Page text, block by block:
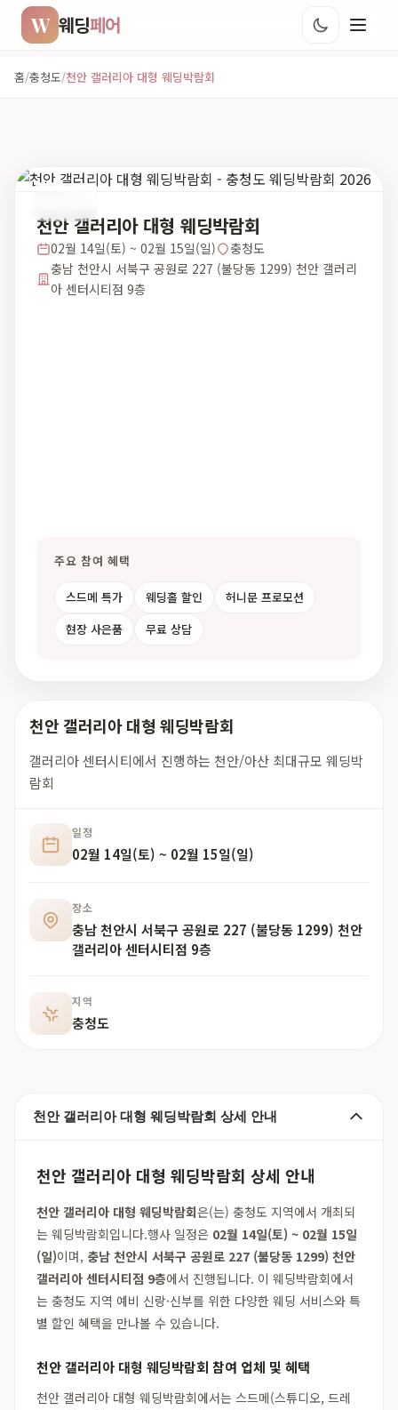
W 웨딩페어
홈/충청도/천안 갤러리아 대형 웨딩박람회
천안 갤러리아 대형 웨딩박람회
02월 14일(토) ~ 02월 15일(일)
충청도
충남 천안시 서북구 공원로 227 (불당동 1299) 천안 갤러리
아 센터시티점 9층
주요 참여 혜택
스드메 특가 웨딩홀 할인
허니문 프로모션
현장 사은품
무료 상담
천안 갤러리아 대형 웨딩박람회
갤러리아 센터시티에서 진행하는 천안/아산 최대규모 웨딩박
람회
일정
02월 14일(토) ~ 02월 15일(일)
장소
충남 천안시 서북구 공원로 227 (불당동 1299) 천안
갤러리아 센터시티점 9층
지역
충청도
천안 갤러리아 대형 웨딩박람회 상세 안내
천안 갤러리아 대형 웨딩박람회 상세 안내
천안 갤러리아 대형 웨딩박람회은(는) 충청도 지역에서 개최되
는 웨딩박람회입니다.행사 일정은 02월 14일(토) ~ 02월 15일
(일)이며, 충남 천안시 서북구 공원로 227 (불당동 1299) 천안
갤러리아 센터시티점 9층에서 진행됩니다. 이 웨딩박람회에서
는 충청도 지역 예비 신랑·신부를 위한 다양한 웨딩 서비스와 특
별 할인 혜택을 만나볼 수 있습니다.
천안 갤러리아 대형 웨딩박람회 참여 업체 및 혜택
천안 갤러리아 대형 웨딩박람회에서는 스드메(스튜디오, 드레